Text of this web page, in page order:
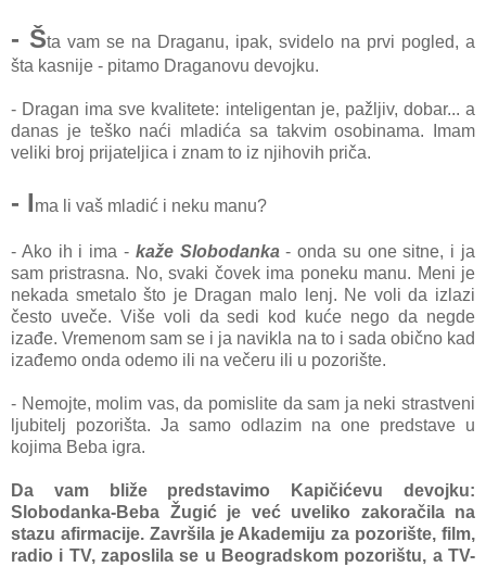
- Šta vam se na Draganu, ipak, svidelo na prvi pogled, a
šta kasnije - pitamo Draganovu devojku.
- Dragan ima sve kvalitete: inteligentan je, pažljiv, dobar... a
danas je teško naći mladića sa takvim osobinama. Imam
veliki broj prijateljica i znam to iz njihovih priča.
- Ima li vaš mladić i neku manu?
- Ako ih i ima - kaže Slobodanka - onda su one sitne, i ja
sam pristrasna. No, svaki čovek ima poneku manu. Meni je
nekada smetalo što je Dragan malo lenj. Ne voli da izlazi
često uveče. Više voli da sedi kod kuće nego da negde
izađe. Vremenom sam se i ja navikla na to i sada obično kad
izađemo onda odemo ili na večeru ili u pozorište.
- Nemojte, molim vas, da pomislite da sam ja neki strastveni
ljubitelj pozorišta. Ja samo odlazim na one predstave u
kojima Beba igra.
Da vam bliže predstavimo Kapičićevu devojku:
Slobodanka-Beba Žugić je već uveliko zakoračila na
stazu afirmacije. Završila je Akademiju za pozorište, film,
radio i TV, zaposlila se u Beogradskom pozorištu, a TV-